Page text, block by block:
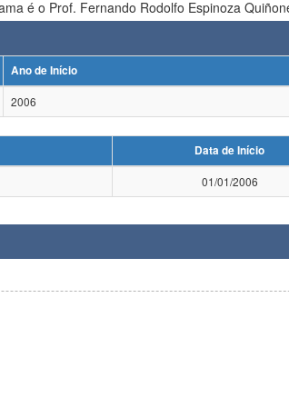
é o Prof. Fernando Rodolfo Espinoza
Ano de Início
2006
Data de Início
01/01/2006